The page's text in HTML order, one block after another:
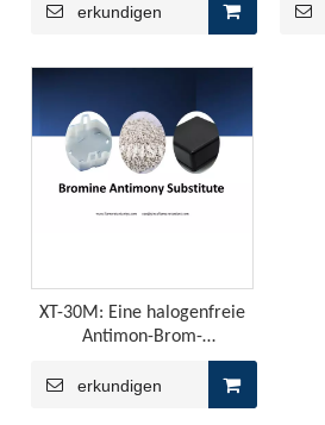
verbesserte Brandsicherheit
erkundigen
XT-30M: Eine halogenfreie
Antimon-Brom-
Masterbatch-Alternative
erkundigen